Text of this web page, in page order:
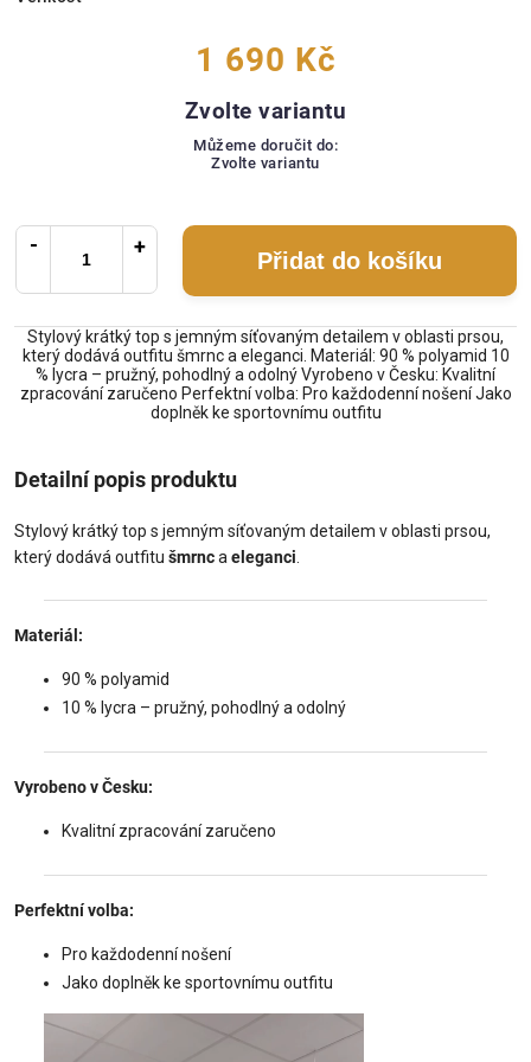
1 690 Kč
Zvolte variantu
Můžeme doručit do:
Zvolte variantu
Přidat do košíku
Stylový krátký top s jemným síťovaným detailem v oblasti prsou,
který dodává outfitu šmrnc a eleganci. Materiál: 90 % polyamid 10
% lycra – pružný, pohodlný a odolný Vyrobeno v Česku: Kvalitní
zpracování zaručeno Perfektní volba: Pro každodenní nošení Jako
doplněk ke sportovnímu outfitu
Detailní popis produktu
Stylový krátký top s jemným síťovaným detailem v oblasti prsou,
který dodává outfitu šmrnca eleganci
Materiál:
90 % polyamid
10 % lycra – pružný, pohodlný a odolný
Vyrobeno v Česku:
Kvalitní zpracování zaručeno
Perfektní volba:
Pro každodenní nošení
Jako doplněk ke sportovnímu outfitu